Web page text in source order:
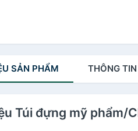
SẢN PHẨM THÔNG TIN
Túi đựng mỹ phẩm/